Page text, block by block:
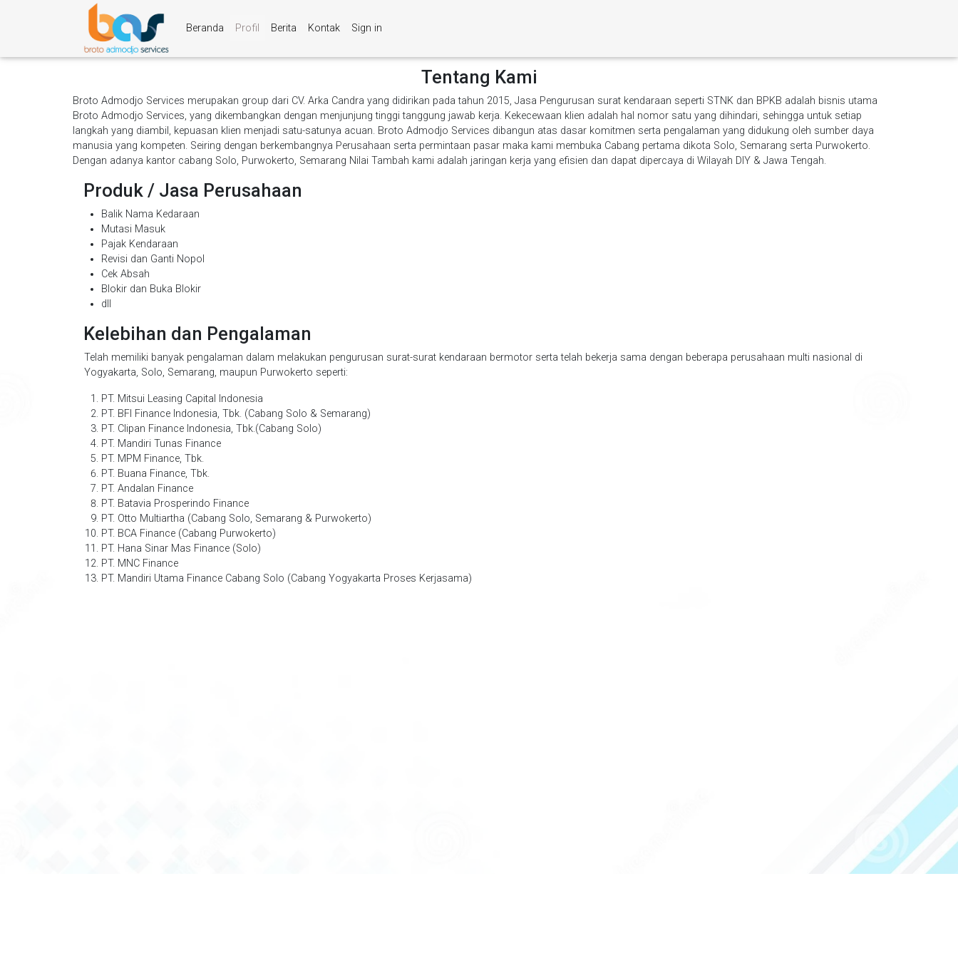
Beranda Profil Berita Kontak Sign in
Tentang Kami
Broto Admodjo Services merupakan group dari CV. Arka Candra yang didirikan pada tahun 2015, Jasa Pengurusan surat kendaraan seperti STNK dan BPKB adalah bisnis utama
Broto Admodjo Services, yang dikembangkan dengan menjunjung tinggi tanggung jawab kerja. Kekecewaan klien adalah hal nomor satu yang dihindari, sehingga untuk setiap
langkah yang diambil, kepuasan klien menjadi satu-satunya acuan. Broto Admodjo Services dibangun atas dasar komitmen serta pengalaman yang didukung oleh sumber daya
manusia yang kompeten. Seiring dengan berkembangnya Perusahaan serta permintaan pasar maka kami membuka Cabang pertama dikota Solo, Semarang serta Purwokerto.
Dengan adanya kantor cabang Solo, Purwokerto, Semarang Nilai Tambah kami adalah jaringan kerja yang efisien dan dapat dipercaya di Wilayah DIY & Jawa Tengah.
Produk / Jasa Perusahaan
Balik Nama Kedaraan
Mutasi Masuk
Pajak Kendaraan
Revisi dan Ganti Nopol
Cek Absah
Blokir dan Buka Blokir
dll
Kelebihan dan Pengalaman
Telah memiliki banyak pengalaman dalam melakukan pengurusan surat-surat kendaraan bermotor serta telah bekerja sama dengan beberapa perusahaan multi nasional di
Yogyakarta, Solo, Semarang, maupun Purwokerto seperti:
PT. Mitsui Leasing Capital Indonesia
PT. BFI Finance Indonesia, Tbk. (Cabang Solo & Semarang)
PT. Clipan Finance Indonesia, Tbk.(Cabang Solo)
PT. Mandiri Tunas Finance
PT. MPM Finance, Tbk.
PT. Buana Finance, Tbk.
PT. Andalan Finance
PT. Batavia Prosperindo Finance
PT. Otto Multiartha (Cabang Solo, Semarang & Purwokerto)
PT. BCA Finance (Cabang Purwokerto)
PT. Hana Sinar Mas Finance (Solo)
PT. MNC Finance
PT. Mandiri Utama Finance Cabang Solo (Cabang Yogyakarta Proses Kerjasama)